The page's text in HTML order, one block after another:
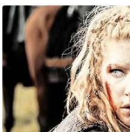
त्रा
रि
ले
शि
प
रा